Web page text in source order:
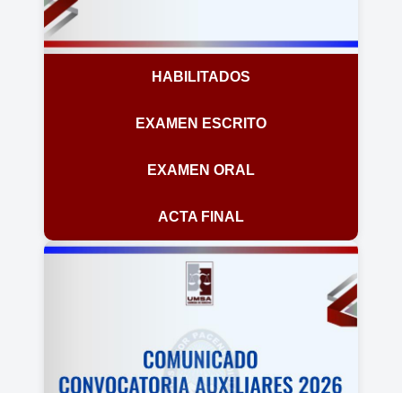
HABILITADOS
EXAMEN ESCRITO
EXAMEN ORAL
ACTA FINAL